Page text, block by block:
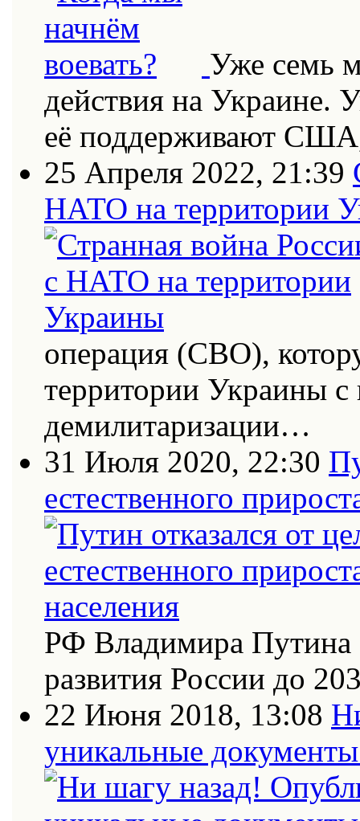
Уже семь
действия на Украине.
её поддерживают
25 Апреля 2022, 21:39
НАТО на территории
операция (СВО),
территории Украины
демилитаризации…
31 Июля 2020, 22:30
естественного
РФ Владимира Путина
развития России до
22 Июня 2018, 13:08
уникальные